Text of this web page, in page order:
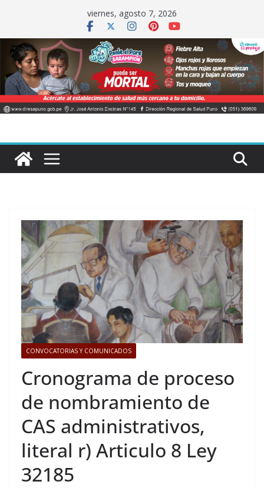
contenido
viernes, agosto 7, 2026
CONVOCATORIAS Y COMUNICADOS
Cronograma de proceso
de nombramiento de
CAS administrativos,
literal r) Articulo 8 Ley
32185